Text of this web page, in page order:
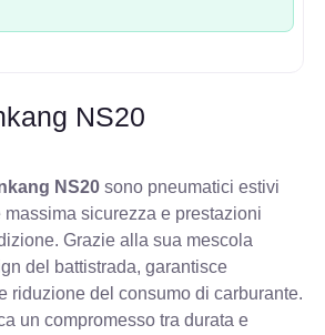
NS20
NS20 sono pneumatici estivi
massima sicurezza e prestazioni
Grazie alla sua mescola
del battistrada, garantisce
riduzione del consumo di carburante.
un compromesso tra durata e